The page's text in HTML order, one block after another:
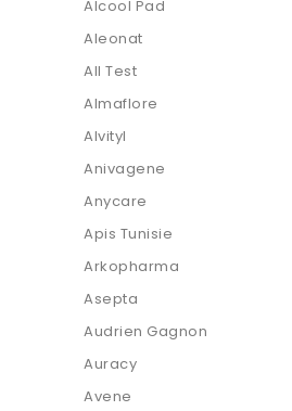
Alcool Pad
Aleonat
All Test
Almaflore
Alvityl
Anivagene
Anycare
Apis Tunisie
Arkopharma
Asepta
Audrien Gagnon
Auracy
Avene